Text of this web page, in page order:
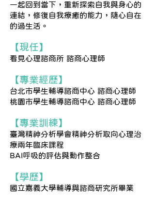
一起回到當下，重新探索自我與身心的
連結，修復自我療癒的能力，隨心自在
的過生活。
【現任】
看見心理諮商所 諮商心理師
【專業經歷】
台北市學生輔導諮商中心 諮商心理師
桃園市學生輔導諮商中心 諮商心理師
【專業訓練】
臺灣精神分析學會精神分析取向心理治
療兩年臨床課程
BAI呼吸的評估與動作整合
【學歷】
國立嘉義大學輔導與諮商研究所畢業